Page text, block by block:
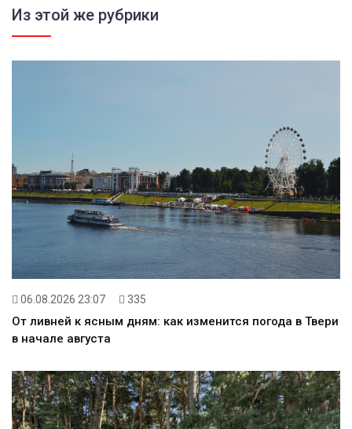
Из этой же рубрики
06.08.2026 23:07 335
От ливней к ясным дням: как изменится погода в Твери
в начале августа